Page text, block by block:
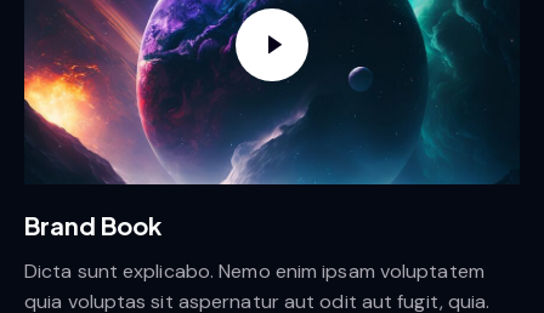
Brand Book
Dicta sunt explicabo. Nemo enim ipsam voluptatem
quia voluptas sit aspernatur aut odit aut fugit, quia.